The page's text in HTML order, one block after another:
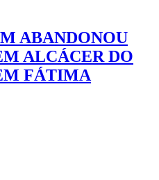
ABANDONOU
ALCÁCER DO
FÁTIMA